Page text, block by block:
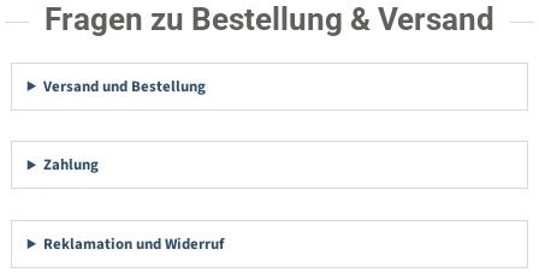
Fragen zu Bestellung & Versand
Versand und Bestellung
Zahlung
Reklamation und Widerruf